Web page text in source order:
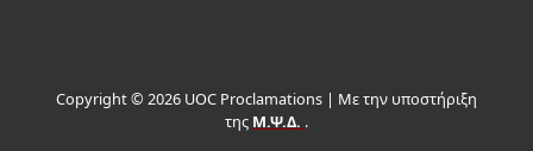
Copyright © 2026 UOC Proclamations | Με την υποστήριξη
της Μ.Ψ.Δ. .